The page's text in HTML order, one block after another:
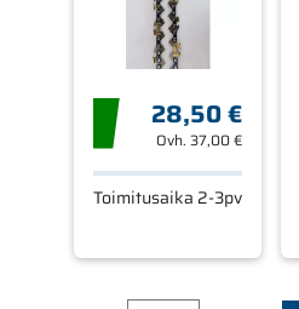
28,50 €
Ovh. 37,00 €
Toimitusaika 2-3pv